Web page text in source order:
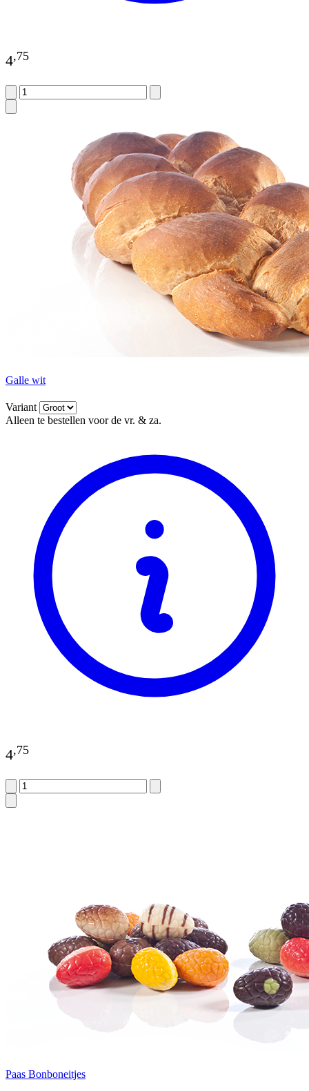
4,75
Galle wit
Variant
Alleen te bestellen voor de vr. & za.
4,75
Paas Bonboneitjes